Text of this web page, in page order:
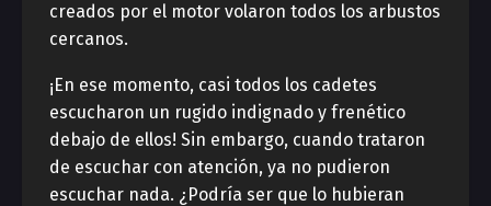
creados por el motor volaron todos los arbustos
cercanos.
¡En ese momento, casi todos los cadetes
escucharon un rugido indignado y frenético
debajo de ellos! Sin embargo, cuando trataron
de escuchar con atención, ya no pudieron
escuchar nada. ¿Podría ser que lo hubieran